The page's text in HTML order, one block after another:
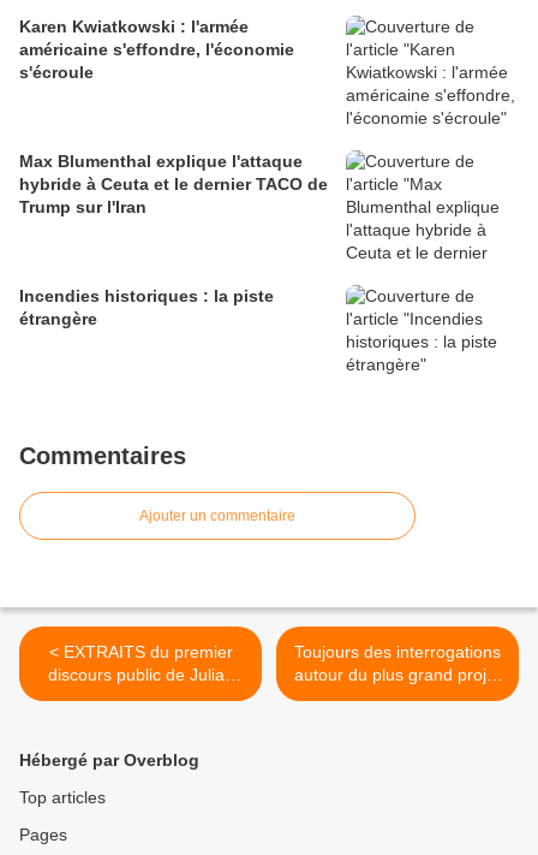
Karen Kwiatkowski : l'armée
américaine s'effondre, l'économie
s'écroule
Max Blumenthal explique l'attaque
hybride à Ceuta et le dernier TACO de
Trump sur l'Iran
Incendies historiques : la piste
étrangère
Commentaires
Ajouter un commentaire
< EXTRAITS du premier
discours public de Julian
Assange depuis sa sortie
Toujours des interrogations
autour du plus grand projet
de mine de lithium en
Hébergé par Overblog
Top articles
Pages